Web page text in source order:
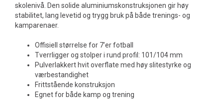
skolenivå. Den solide aluminiumskonstruksjonen gir høy
stabilitet, lang levetid og trygg bruk på både trenings- og
kamparenaer.
Offisiell størrelse for 7’er fotball
Tverrligger og stolper i rund profil: 101/104 mm
Pulverlakkert hvit overflate med høy slitestyrke og
værbestandighet
Frittstående konstruksjon
Egnet for både kamp og trening